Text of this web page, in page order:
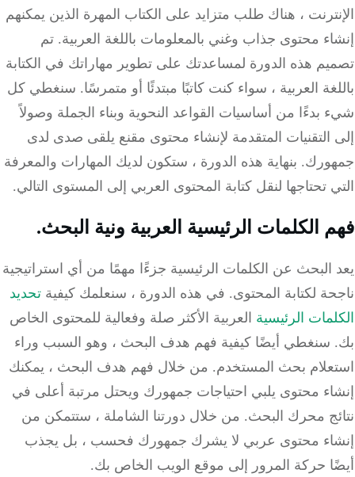
، هناك طلب متزايد على الكتاب المهرة الذين يمكنهم
محتوى جذاب وغني بالمعلومات باللغة العربية. تم
هذه الدورة لمساعدتك على تطوير مهاراتك في الكتابة
العربية ، سواء كنت كاتبًا مبتدئًا أو متمرسًا. سنغطي كل
بدءًا من أساسيات القواعد النحوية وبناء الجملة وصولاً
التقنيات المتقدمة لإنشاء محتوى مقنع يلقى صدى لدى
بنهاية هذه الدورة ، ستكون لديك المهارات والمعرفة
تحتاجها لنقل كتابة المحتوى العربي إلى المستوى التالي.
الكلمات الرئيسية العربية ونية البحث.
البحث عن الكلمات الرئيسية جزءًا مهمًا من أي استراتيجية
لكتابة المحتوى. في هذه الدورة ، سنعلمك كيفيةتحديد
الرئيسيةالعربية الأكثر صلة وفعالية للمحتوى الخاص
سنغطي أيضًا كيفية فهم هدف البحث ، وهو السبب وراء
بحث المستخدم. من خلال فهم هدف البحث ، يمكنك
محتوى يلبي احتياجات جمهورك ويحتل مرتبة أعلى في
محرك البحث. من خلال دورتنا الشاملة ، ستتمكن من
محتوى عربي لا يشرك جمهورك فحسب ، بل يجذب
حركة المرور إلى موقع الويب الخاص بك.